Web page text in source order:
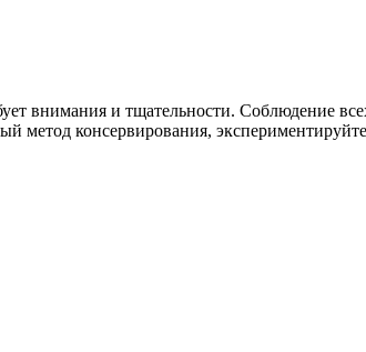
внимания и тщательности. Соблюдение
консервирования,